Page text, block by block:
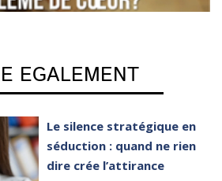
EGALEMENT
Le silence stratégique en
séduction : quand ne rien
dire crée l’attirance